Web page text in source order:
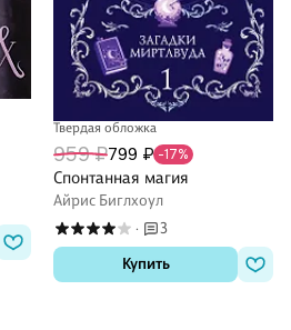
Твердая обложка
959 ₽799 ₽ -17%
Спонтанная магия
Айрис Биглхоул
·
3
Купить